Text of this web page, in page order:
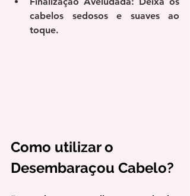
cabelos sedosos e suaves ao
toque.
Como utilizar o
Desembaraçou Cabelo?